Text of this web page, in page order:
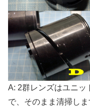
A: 2群レンズはユニッ
で、そのまま清掃しま